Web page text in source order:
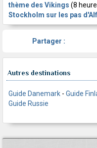
thème des Vikings (8
Stockholm sur les pas
Partager :
Autres destinations
Guide Danemark - Guide
Guide Russie